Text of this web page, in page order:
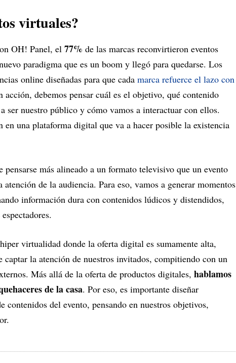
virtuales?
OH! Panel, el 77% de las marcas reconvirtieron eventos
paradigma que es un boom y llegó para quedarse. Los
online diseñadas para que cada marca refuerce el lazo con
acción, debemos pensar cuál es el objetivo, qué contenido
ser nuestro público y cómo vamos a interactuar con ellos.
en una plataforma digital que va a hacer posible la existencia
más alineado a un formato televisivo que un evento
de la audiencia. Para eso, vamos a generar momentos
información dura con contenidos lúdicos y distendidos,
virtualidad donde la oferta digital es sumamente alta,
captar la atención de nuestros invitados, compitiendo con un
Más allá de la oferta de productos digitales, hablamos
de la casa. Por eso, es importante diseñar
contenidos del evento, pensando en nuestros objetivos,